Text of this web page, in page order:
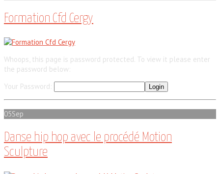
Formation Cfd Cergy
Whoops, this page is password protected. To view it please enter
the password below:
Your Password:
05Sep
Danse hip hop avec le procédé Motion
Sculpture